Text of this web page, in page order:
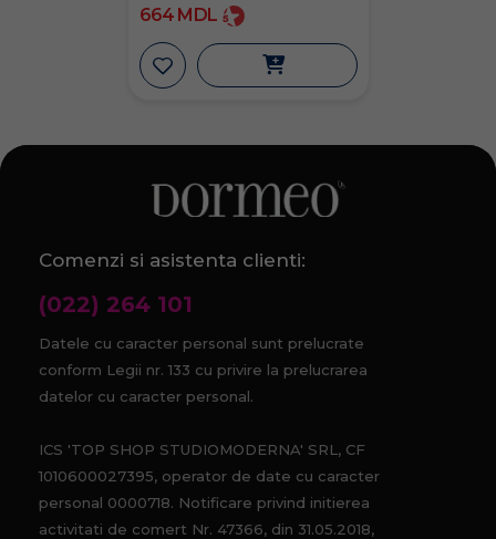
664 MDL
Comenzi si asistenta clienti:
(022) 264 101
Datele cu caracter personal sunt prelucrate
conform Legii nr. 133 cu privire la prelucrarea
datelor cu caracter personal.
ICS 'TOP SHOP STUDIOMODERNA' SRL, CF
1010600027395, operator de date cu caracter
personal 0000718. Notificare privind initierea
activitati de comert Nr. 47366, din 31.05.2018,